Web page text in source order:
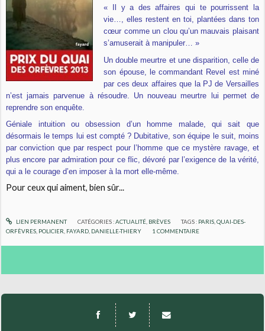
« Il y a des affaires qui te pourrissent la
vie…, elles restent en toi, plantées dans ton
cœur comme un clou qu’un mauvais plaisant
s’amuserait à manipuler… »
Un double meurtre et une disparition, celle de
son épouse, le commandant Revel est miné
par ces deux affaires que la PJ de Versailles
n’est jamais parvenue à résoudre. Un nouveau meurtre lui permet de
reprendre son enquête.
Géniale intuition ou obsession d’un homme malade, qui sait que
désormais le temps lui est compté ? Dubitative, son équipe le suit, moins
par conviction que par respect pour l’homme que ce mystère ravage, et
plus encore par admiration pour ce flic, dévoré par l’exigence de la vérité,
qui a le courage d’en imposer à la mort elle-même.
Pour ceux qui aiment, bien sûr...
LIEN PERMANENT CATÉGORIES :ACTUALITÉ, BRÈVES TAGS : PARIS,QUAI-DES-
ORFÈVRES, POLICIER, FAYARD, DANIELLE-THIERY 1COMMENTAIRE